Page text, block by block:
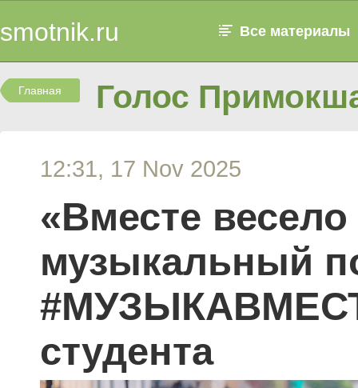
smotnik.ru Все материалы
Главная Голос
12:31, 17 Nov 2025
«Вместе
музыкальный
студента